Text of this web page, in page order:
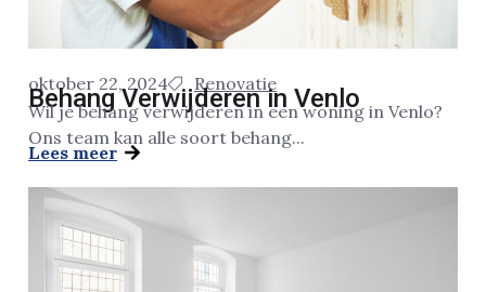
oktober 22, 2024 Renovatie
Behang Verwijderen in Venlo
Wil je behang verwijderen in een woning in Venlo?
Ons team kan alle soort behang...
Lees meer